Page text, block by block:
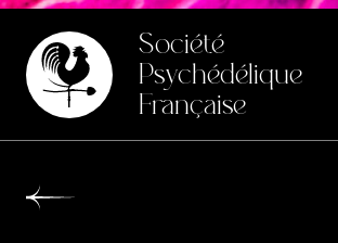
Société
Psychédélique
Française